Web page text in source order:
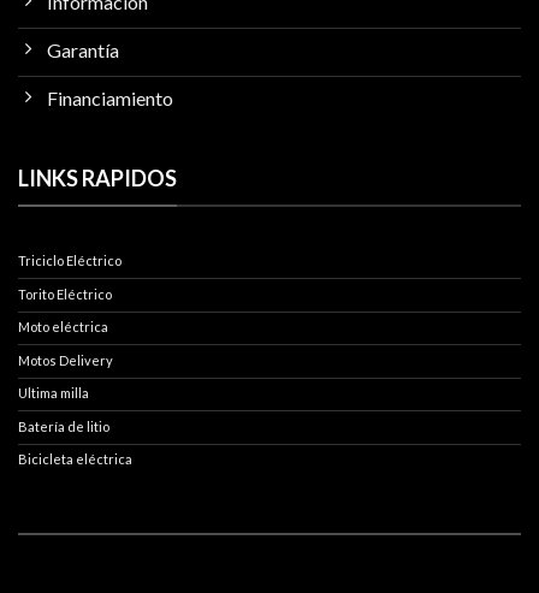
Garantía
Financiamiento
LINKS RAPIDOS
Triciclo Eléctrico
Torito Eléctrico
Moto eléctrica
Motos Delivery
Ultima milla
Batería de litio
Bicicleta eléctrica